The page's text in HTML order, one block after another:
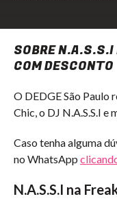
SOBRE N.A.S.S.I
COM DESCONTO
O DEDGE São Paulo
Chic, o DJ N.A.S.S.I e
Caso tenha alguma
no WhatsApp
N.A.S.S.I na